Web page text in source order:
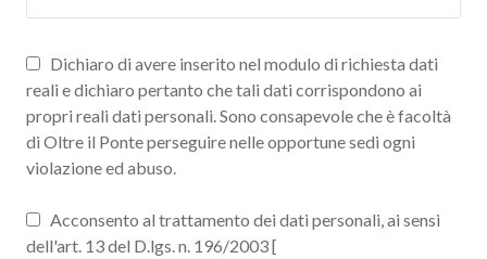
Dichiaro di avere inserito nel modulo di richiesta dati
reali e dichiaro pertanto che tali dati corrispondono ai
propri reali dati personali. Sono consapevole che è facoltà
di Oltre il Ponte perseguire nelle opportune sedi ogni
violazione ed abuso.
Acconsento al trattamento dei dati personali, ai sensi
dell'art. 13 del D.lgs. n. 196/2003 [